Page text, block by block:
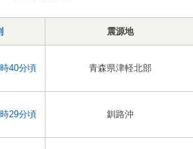
震源地
40分頃 青森県津軽北部
29分頃 釧路沖